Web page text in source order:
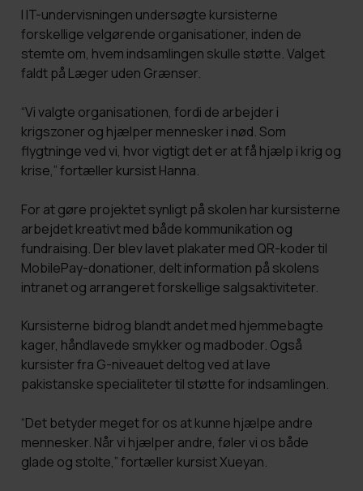
I IT-undervisningen undersøgte kursisterne
forskellige velgørende organisationer, inden de
stemte om, hvem indsamlingen skulle støtte. Valget
faldt på Læger uden Grænser.
“Vi valgte organisationen, fordi de arbejder i
krigszoner og hjælper mennesker i nød. Som
flygtninge ved vi, hvor vigtigt det er at få hjælp i krig og
krise,” fortæller kursist Hanna.
For at gøre projektet synligt på skolen har kursisterne
arbejdet kreativt med både kommunikation og
fundraising. Der blev lavet plakater med QR-koder til
MobilePay-donationer, delt information på skolens
intranet og arrangeret forskellige salgsaktiviteter.
Kursisterne bidrog blandt andet med hjemmebagte
kager, håndlavede smykker og madboder. Også
kursister fra G-niveauet deltog ved at lave
pakistanske specialiteter til støtte for indsamlingen.
“Det betyder meget for os at kunne hjælpe andre
mennesker. Når vi hjælper andre, føler vi os både
glade og stolte,” fortæller kursist Xueyan.